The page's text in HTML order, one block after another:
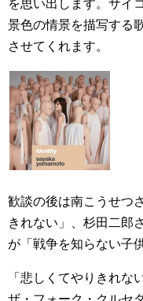
を思い出します。サイ
景色の情景を描写する
させてくれます。
歓談の後は南こうせつ
きれない」、杉田二郎
が「戦争を知らない子
「悲しくてやりきれな